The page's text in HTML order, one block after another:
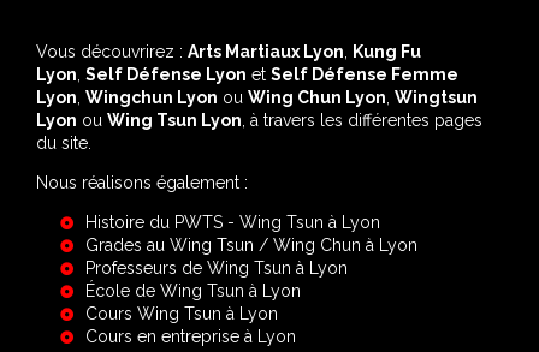
Vous découvrirez : Arts Martiaux Lyon
Kung Fu
Lyon Self Défense Lyon et Self Défense Femme
Lyon Wingchun Lyon ou Wing Chun Lyon Wingtsun
Lyon ou Wing Tsun Lyon , à travers les différentes pages
du site.
Nous réalisons également :
Histoire du PWTS - Wing Tsun à Lyon
Grades au Wing Tsun / Wing Chun à Lyon
Professeurs de Wing Tsun à Lyon
École de Wing Tsun à Lyon
Cours Wing Tsun à Lyon
Cours en entreprise à Lyon